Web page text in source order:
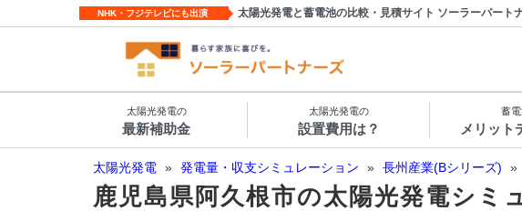
NHK・フジテレビにも出演 太陽光発電と蓄電池の比較・見積サイト ソーラーパート
太陽光発電の
最新補助金
太陽光発電の
設置費用は？
蓄
メリット
太陽光発電 » 発電量・収支シミュレーション » 長州産業(Bシリーズ) »
鹿児島県阿久根市の太陽光発電シミ